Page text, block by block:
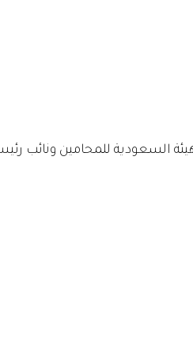
السعودية للمحامين ونائب